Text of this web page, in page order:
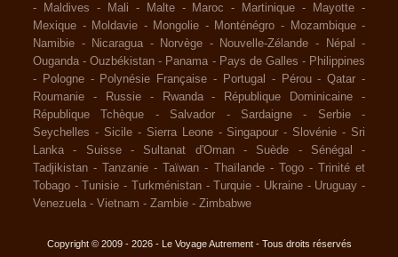
-
Maldives - Mali - Malte - Maroc - Martinique - Mayotte -
Mexique - Moldavie - Mongolie - Monténégro - Mozambique -
Namibie - Nicaragua - Norvège - Nouvelle-Zélande - Népal
-
Ouganda -Ouzbékistan - Panama - Pays de Galles - Philippines
-
Pologne - Polynésie Française - Portugal - Pérou -Qatar -
Roumanie
- Russie - Rwanda - République Dominicaine
-
République Tchèque
- Salvador - Sardaigne - Serbie
-
Seychelles - Sicile - Sierra Leone - Singapour - Slovénie - Sri
Lanka
- Suisse - Sultanat d'Oman - Suède - Sénégal
-
Tadjikistan -Tanzanie -Taïwan - Thaïlande - Togo - Trinité et
Tobago -Tunisie - Turkménistan -Turquie - Ukraine - Uruguay -
Venezuela - Vietnam - Zambie - Zimbabwe
Copyright © 2009 - 2026 - Le Voyage Autrement - Tous droits réservés